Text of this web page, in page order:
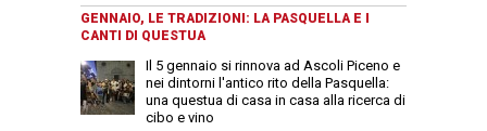
GENNAIO, LE TRADIZIONI: LA PASQUELLA E I
CANTI DI QUESTUA
Il 5 gennaio si rinnova ad Ascoli Piceno e
nei dintorni l'antico rito della Pasquella:
una questua di casa in casa alla ricerca di
cibo e vino